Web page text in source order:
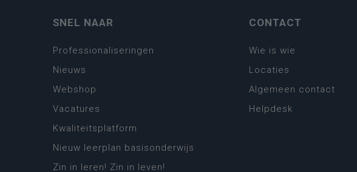
SNEL NAAR
Professionaliseringen
Nieuws
Webshop
Vacatures
Kwaliteitsplatform
Nieuw leerplan basisonderwijs
Zin in leren! Zin in leven!
CONTACT
Wie is wie
Locaties
Algemeen contact
Helpdesk